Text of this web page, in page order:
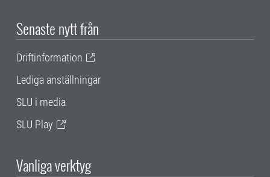
Senaste nytt från
Driftinformation
Lediga anställningar
SLU i media
SLU Play
Vanliga verktyg